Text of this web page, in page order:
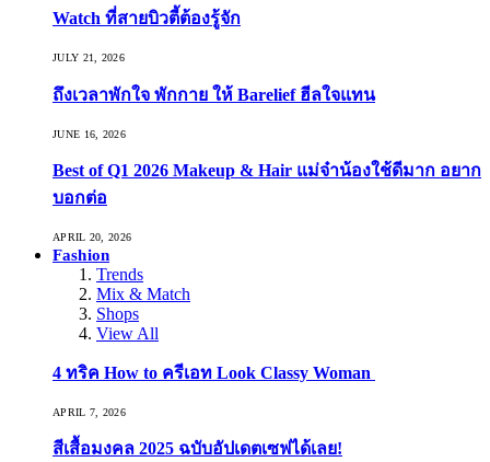
Watch ที่สายบิวตี้ต้องรู้จัก
JULY 21, 2026
ถึงเวลาพักใจ พักกาย ให้ Barelief ฮีลใจแทน
JUNE 16, 2026
Best of Q1 2026 Makeup & Hair แม่จ๋าน้องใช้ดีมาก อยาก
บอกต่อ
APRIL 20, 2026
Fashion
Trends
Mix & Match
Shops
View All
4 ทริค How to ครีเอท Look Classy Woman
APRIL 7, 2026
สีเสื้อมงคล 2025 ฉบับอัปเดตเซฟได้เลย!